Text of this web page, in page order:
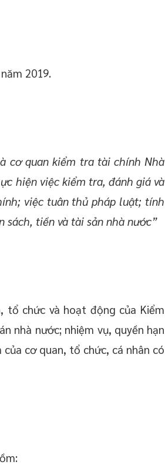
2019.
cơ quan kiểm tra tài chính Nhà
hiện việc kiểm tra, đánh giá và
việc tuân thủ pháp luật; tính
sách, tiền và tài sản nhà nước”
tổ chức và hoạt động của Kiểm
nhà nước; nhiệm vụ, quyền hạn
cơ quan, tổ chức, cá nhân có